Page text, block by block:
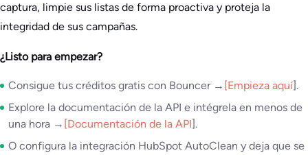
captura, limpie sus listas de forma proactiva y proteja la
integridad de sus campañas.
¿Listo para empezar?
Consigue tus créditos gratis con Bouncer → [Empieza aquí].
Explore la documentación de la API e intégrela en menos de
una hora → [Documentación de la API].
O configura la integración HubSpot AutoClean y deja que se